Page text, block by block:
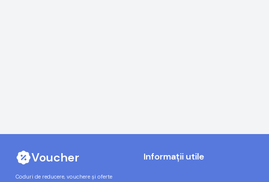
Voucher
Coduri de reducere, vouchere și oferte
Informații utile